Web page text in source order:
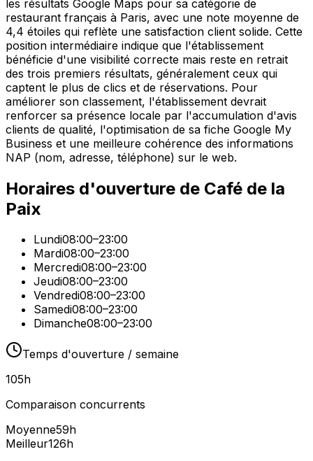
les résultats Google Maps pour sa catégorie de
restaurant français à Paris, avec une note moyenne de
4,4 étoiles qui reflète une satisfaction client solide. Cette
position intermédiaire indique que l'établissement
bénéficie d'une visibilité correcte mais reste en retrait
des trois premiers résultats, généralement ceux qui
captent le plus de clics et de réservations. Pour
améliorer son classement, l'établissement devrait
renforcer sa présence locale par l'accumulation d'avis
clients de qualité, l'optimisation de sa fiche Google My
Business et une meilleure cohérence des informations
NAP (nom, adresse, téléphone) sur le web.
Horaires d'ouverture de Café de la
Paix
Lundi08:00–23:00
Mardi08:00–23:00
Mercredi08:00–23:00
Jeudi08:00–23:00
Vendredi08:00–23:00
Samedi08:00–23:00
Dimanche08:00–23:00
Temps d'ouverture / semaine
105h
Comparaison concurrents
Moyenne59h
Meilleur126h